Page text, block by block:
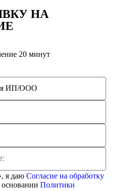
НА
20 минут
я даю Согласие на обработку
Политики